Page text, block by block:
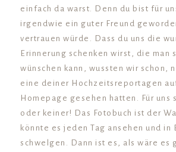
einfach da warst. Denn du bist für
irgendwie ein guter Freund
vertrauen würde. Dass du uns die
Erinnerung schenken wirst, die man
wünschen kann, wussten wir schon,
eine deiner Hochzeitsreportagen
Homepage gesehen hatten. Für uns
oder keiner! Das Fotobuch ist der
könnte es jeden Tag ansehen und in
schwelgen. Dann ist es, als wäre es